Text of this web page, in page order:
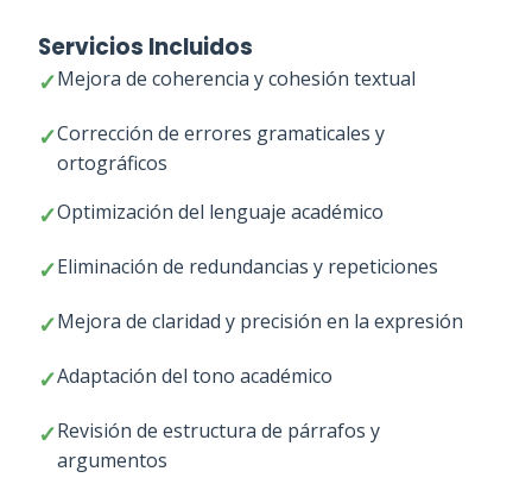
Servicios Incluidos
Mejora de coherencia y cohesión textual
Corrección de errores gramaticales y
ortográficos
Optimización del lenguaje académico
Eliminación de redundancias y repeticiones
Mejora de claridad y precisión en la expresión
Adaptación del tono académico
Revisión de estructura de párrafos y
argumentos